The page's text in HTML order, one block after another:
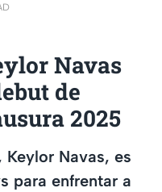
Navas
de
2025
Navas, es
para enfrentar a